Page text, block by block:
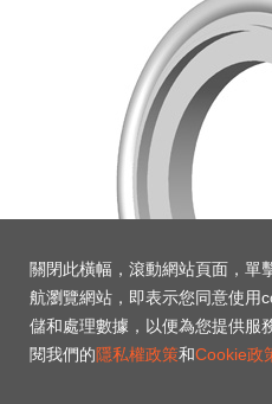
關閉此橫幅，滾動網站頁面，單
航瀏覽網站，即表示您同意使用
儲和處理數據，以便為您提供服
閱我們的隱私權政策和Cookie政